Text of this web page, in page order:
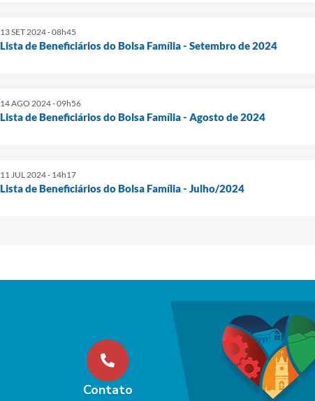
13 SET 2024 - 08h45
Lista de Beneficiários do Bolsa Família - Setembro de 2024
14 AGO 2024 - 09h56
Lista de Beneficiários do Bolsa Família - Agosto de 2024
11 JUL 2024 - 14h17
Lista de Beneficiários do Bolsa Família - Julho/2024
Contato